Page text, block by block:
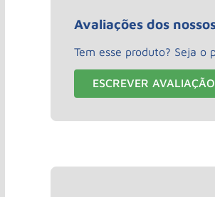
Avaliações dos
Tem esse produto? Seja o
ESCREVER AVALIAÇÃO